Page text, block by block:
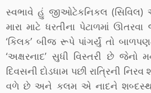
સ્વભાવે હું જીઓટેકનિકલ
મારા માટે ધરતીના પેટાળમાં
‘કિલક’ બીજ રૂપે પાંગર્યું તો
‘અક્ષરનાદ’ સુધી વિસ્તરી છે
દિવસની દોડધામ પછી રાત્રિની નિરવ
વળે છે અને કલમ એ નાદને શબ્દસ્થ